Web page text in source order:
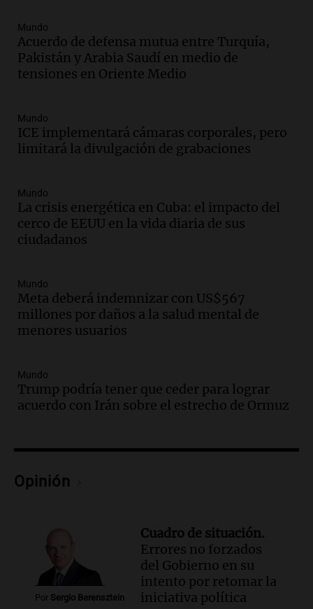
comedores y merenderos comunitarios
para mejorar la asistencia alimentaria
Panorama Federal
Episodios
de robarle $2 millones a una mujer en
Aguas Blancas
Radioinforme 3
invitan a una charla sobre pantallas en
las infancias
Noticias Rosario
Episodios
de luz y daños en Córdoba: más de 1500
llamados de emergencia
Radioinforme 3
Episodios
reincorpora trabajadores
Panorama Federal
Episodios
suspenden clases, postergan turnos
Radioinforme 3
González por el accidente en Altas
Cumbres con nuevas declaraciones
Panorama Federal
Episodios
Audio.Violenta entradera en Fisherton:
Mundo
Acuerdo de defensa mutua entre Turquía,
Pakistán y Arabia Saudí en medio de
tensiones en Oriente Medio
Mundo
ICE implementará cámaras corporales, pero
limitará la divulgación de grabaciones
Mundo
La crisis energética en Cuba: el impacto del
cerco de EEUU en la vida diaria de sus
ciudadanos
Mundo
Meta deberá indemnizar con US$567
millones por daños a la salud mental de
menores usuarios
Mundo
Trump podría tener que ceder para lograr
acuerdo con Irán sobre el estrecho de Ormuz
Opinión
Por Sergio Berensztein
Cuadro de situación.
Errores no forzados
del Gobierno en su
intento por retomar la
iniciativa política